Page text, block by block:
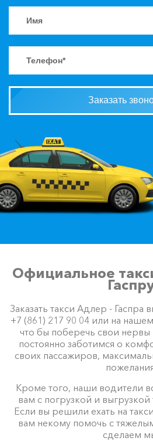
Заказать
Официальное
Заказать такси Адлер - Гаспра
+7 (861) 217 90 04 или на
что бы поберечь свои
постоянно заботимся о
своих пассажиров,
Кроме того, наши водители
вам с погрузкой и
Если вы решили ехать на
вам некому помочь с
сделаем